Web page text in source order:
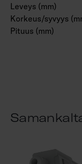
Leveys (mm)
Korkeus/syvyys
Pituus (mm)